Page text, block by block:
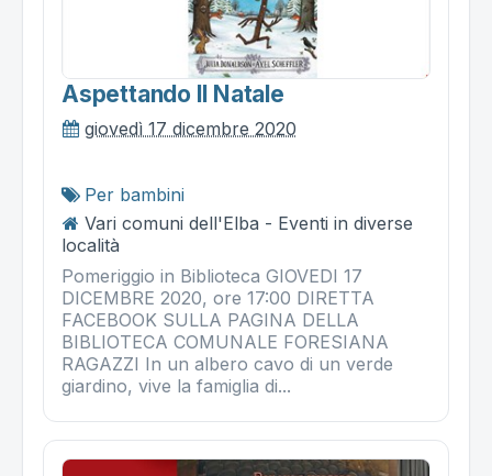
Aspettando Il Natale
giovedì 17 dicembre 2020
Per bambini
Vari comuni dell'Elba - Eventi in diverse
località
Pomeriggio in Biblioteca GIOVEDI 17
DICEMBRE 2020, ore 17:00 DIRETTA
FACEBOOK SULLA PAGINA DELLA
BIBLIOTECA COMUNALE FORESIANA
RAGAZZI In un albero cavo di un verde
giardino, vive la famiglia di...